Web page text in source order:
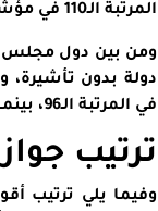
المرتبة الـ110 في مؤشر «باسبورت إندكس».
في المرتبة الـ96، بينما جاءت المملكة العربية السعودية في المرتبة الـ100.
ترتيب